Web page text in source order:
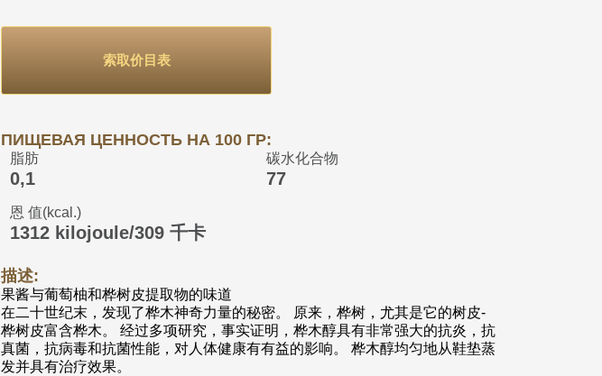
索取价目表
ПИЩЕВАЯ ЦЕННОСТЬ НА 100 ГР:
脂肪
0,1
碳水化合物
77
恩 值(kcal.)
1312 kilojoule/309 千卡
描述:
果酱与葡萄柚和桦树皮提取物的味道
在二十世纪末，发现了桦木神奇力量的秘密。 原来，桦树，尤其是它的树皮-
桦树皮富含桦木。 经过多项研究，事实证明，桦木醇具有非常强大的抗炎，抗
真菌，抗病毒和抗菌性能，对人体健康有有益的影响。 桦木醇均匀地从鞋垫蒸
发并具有治疗效果。